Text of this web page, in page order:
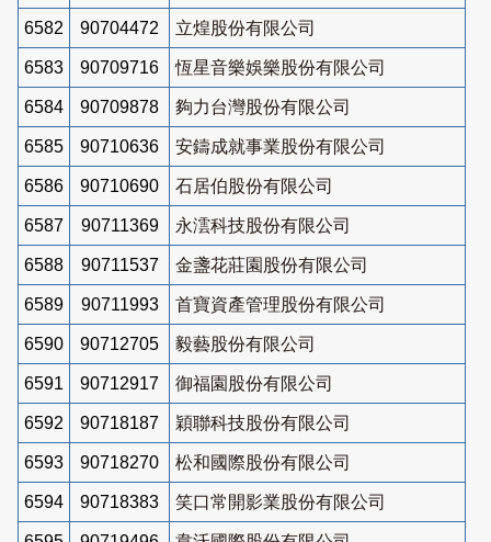
6582 90704472 立煌股份有限公司
6583 90709716 恆星音樂娛樂股份有限公司
6584 90709878 夠力台灣股份有限公司
6585 90710636 安鑄成就事業股份有限公司
6586 90710690 石居伯股份有限公司
6587 90711369 永澐科技股份有限公司
6588 90711537 金盞花莊園股份有限公司
6589 90711993 首寶資產管理股份有限公司
6590 90712705 毅藝股份有限公司
6591 90712917 御福園股份有限公司
6592 90718187 穎聯科技股份有限公司
6593 90718270 松和國際股份有限公司
6594 90718383 笑口常開影業股份有限公司